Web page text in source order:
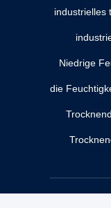
industrielles
Niedrige
die